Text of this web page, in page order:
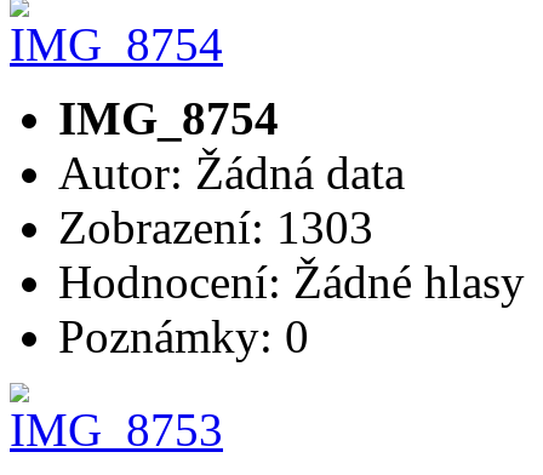
IMG_8754
Autor: Žádná data
Zobrazení: 1303
Hodnocení: Žádné hlasy
Poznámky: 0